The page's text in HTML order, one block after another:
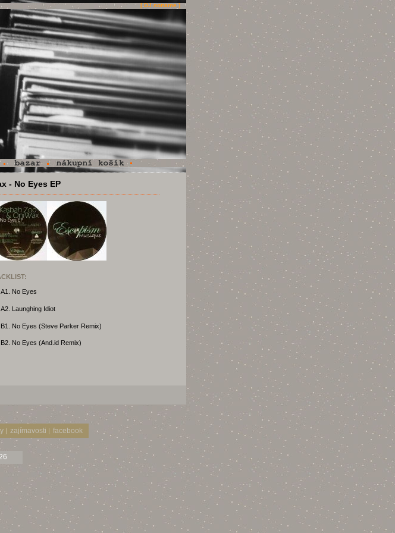
[ DJ noname ]
- No Eyes EP
A1. No Eyes
A2. Launghing Idiot
B1. No Eyes (Steve Parker Remix)
B2. No Eyes (And.id Remix)
| zajímavosti | facebook